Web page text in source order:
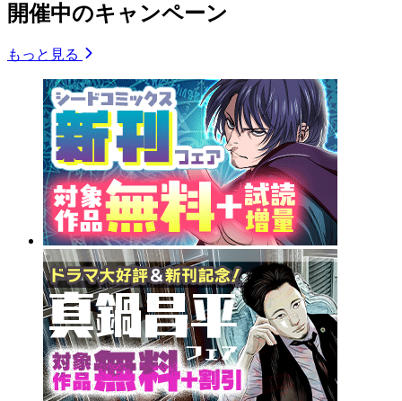
開催中のキャンペーン
もっと見る